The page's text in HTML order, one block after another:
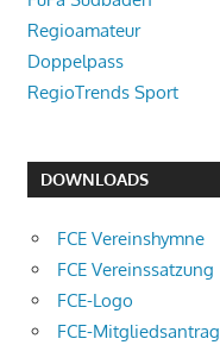
Regioamateur
Doppelpass
RegioTrends Sport
DOWNLOADS
FCE Vereinshymne
FCE Vereinssatzung
FCE-Logo
FCE-Mitgliedsantrag